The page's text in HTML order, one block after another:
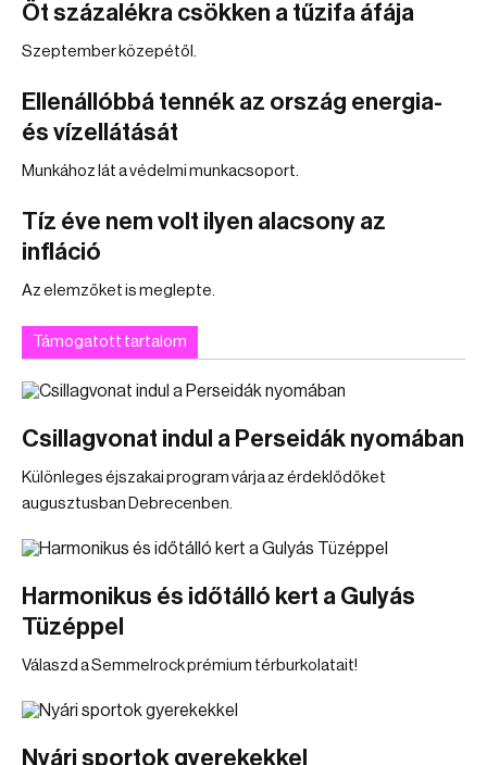
Öt százalékra csökken a tűzifa áfája
Szeptember közepétől.
Ellenállóbbá tennék az ország energia-
és vízellátását
Munkához lát a védelmi munkacsoport.
Tíz éve nem volt ilyen alacsony az
infláció
Az elemzőket is meglepte.
Támogatott tartalom
Csillagvonat indul a Perseidák nyomában
Különleges éjszakai program várja az érdeklődőket
augusztusban Debrecenben.
Harmonikus és időtálló kert a Gulyás
Tüzéppel
Válaszd a Semmelrock prémium térburkolatait!
Nyári sportok gyerekekkel